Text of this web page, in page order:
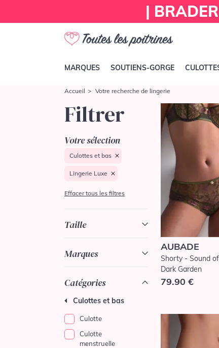
|
MARQUES SOUTIENS-GORGE
Accueil Votre recherche de lingerie
Filtrer
Votre sélection
Culottes et bas
Lingerie Luxe
Effacer tous les filtres
Taille
Marques
Catégories
Culottes et bas
Culotte
Culotte
menstruelle
AUBADE
Shorty - Sound
Dark Garden
79.90 €